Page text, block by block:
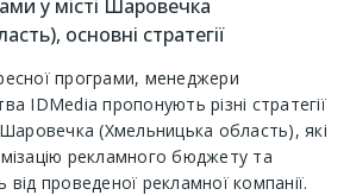
у місті Шаровечка
основні стратегії
програми, менеджери
IDMedia пропонують різні стратегії
(Хмельницька область), які
рекламного бюджету та
проведеної рекламної компанії.